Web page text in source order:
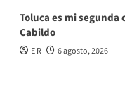
Toluca es mi segunda
Cabildo
E R 6 agosto, 2026